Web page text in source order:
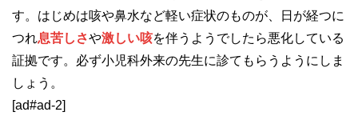
す。はじめは咳や鼻水など軽い症状のものが、日が経つに
つれ息苦しさや激しい咳を伴うようでしたら悪化している
証拠です。必ず小児科外来の先生に診てもらうようにしま
しょう。
[ad#ad-2]